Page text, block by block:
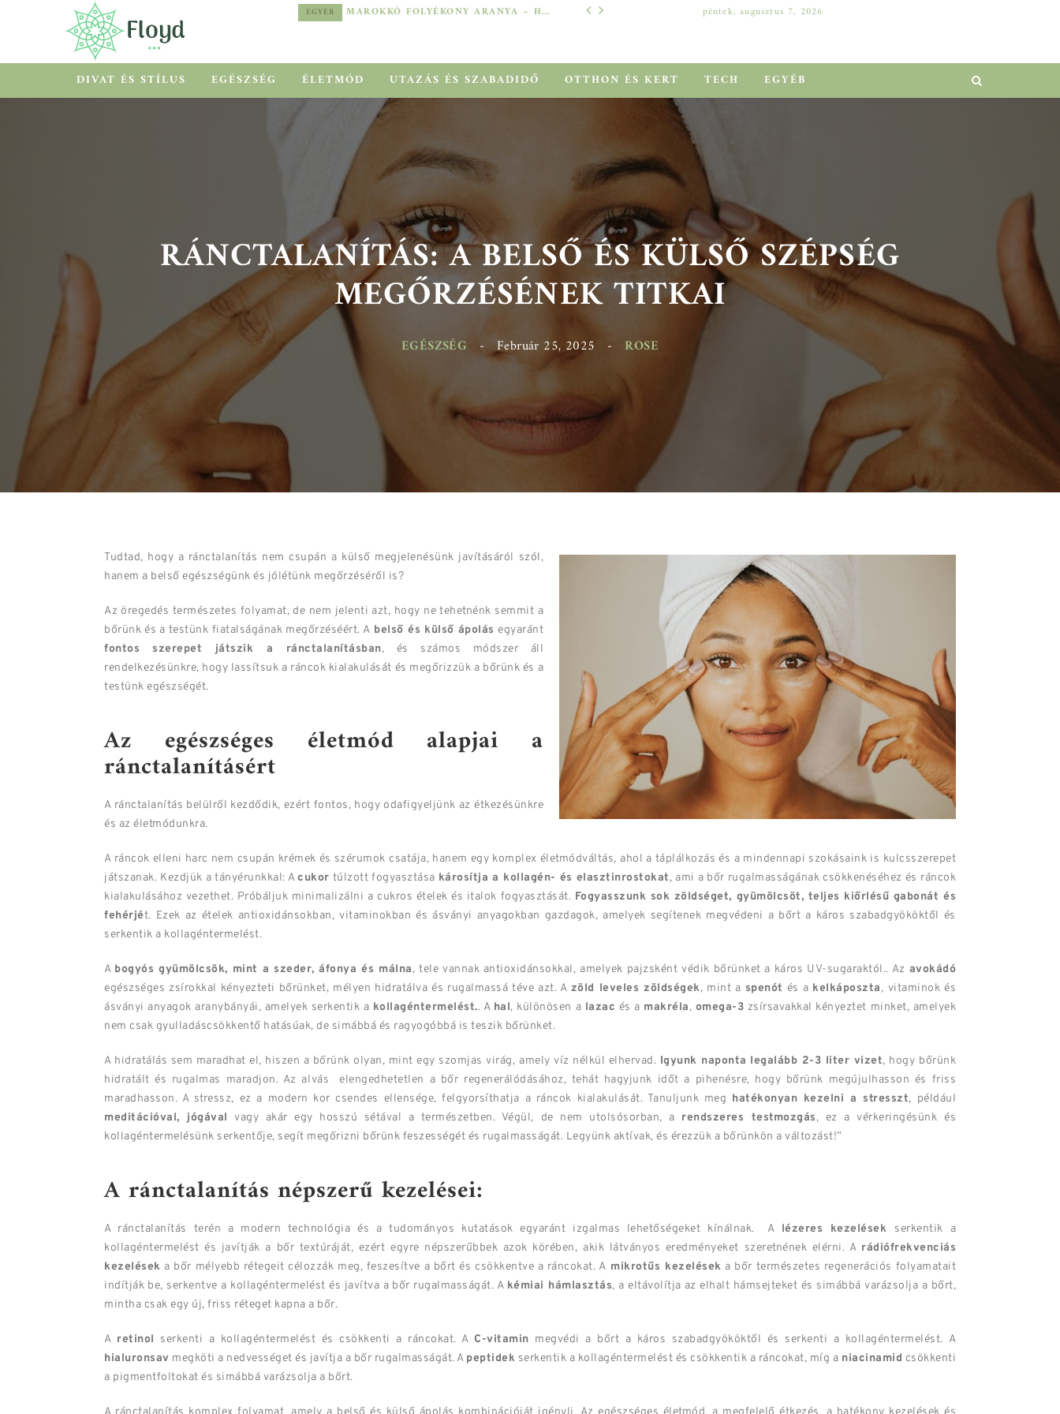
EGYÉB MAROKKÓ FOLYÉKONY ARANYA – HOGYAN SEGÍT AZ ARGÁNOLAJ A SZÁRAZ, MEGVISELT TINCSEKEN? péntek, augusztus 7, 2026
DIVAT ÉS STÍLUS EGÉSZSÉG ÉLETMÓD UTAZÁS ÉS SZABADIDŐ OTTHON ÉS KERT TECH EGYÉB
RÁNCTALANÍTÁS: A BELSŐ ÉS KÜLSŐ SZÉPSÉG
MEGŐRZÉSÉNEK TITKAI
EGÉSZSÉG Február 25, 2025 - ROSE
Tudtad, hogy a ránctalanítás nem csupán a külső megjelenésünk javításáról szól,
hanem a belső egészségünk és jólétünk megőrzéséről is?
Az öregedés természetes folyamat, de nem jelenti azt, hogy ne tehetnénk semmit a
bőrünk és a testünk fiatalságának megőrzéséért. A belső és külső ápolás egyaránt
fontos szerepet játszik a ránctalanításban, és számos módszer áll
rendelkezésünkre, hogy lassítsuk a ráncok kialakulását és megőrizzük a bőrünk és a
testünk egészségét.
Az egészséges életmód alapjai a
ránctalanításért
A ránctalanítás belülről kezdődik, ezért fontos, hogy odafigyeljünk az étkezésünkre
és az életmódunkra.
A ráncok elleni harc nem csupán krémek és szérumok csatája, hanem egy komplex életmódváltás, ahol a táplálkozás és a mindennapi szokásaink is kulcsszerepet
játszanak. Kezdjük a tányérunkkal: Acukor túlzott fogyasztása károsítja a kollagén- és elasztinrostokat, ami a bőr rugalmasságának csökkenéséhez és ráncok
kialakulásához vezethet. Próbáljuk minimalizálni a cukros ételek és italok fogyasztását. Fogyasszunk sok zöldséget, gyümölcsöt, teljes kiőrlésű gabonát és
fehérjét. Ezek az ételek antioxidánsokban, vitaminokban és ásványi anyagokban gazdagok, amelyek segítenek megvédeni a bőrt a káros szabadgyököktől és
serkentik a kollagéntermelést.
A bogyós gyümölcsök, mint a szeder, áfonya és málna, tele vannak antioxidánsokkal, amelyek pajzsként védik bőrünket a káros UV-sugaraktól.. Az avokádó
egészséges zsírokkal kényezteti bőrünket, mélyen hidratálva és rugalmassá téve azt. A zöld leveles zöldségek, mint a spenót és a kelkáposzta, vitaminok és
ásványi anyagok aranybányái, amelyek serkentik a kollagéntermelést.. A hal, különösen a lazac és a makréla, omega-3 zsírsavakkal kényeztet minket, amelyek
nem csak gyulladáscsökkentő hatásúak, de simábbá és ragyogóbbá is teszik bőrünket.
A hidratálás sem maradhat el, hiszen a bőrünk olyan, mint egy szomjas virág, amely víz nélkül elhervad. Igyunk naponta legalább 2-3 liter vizet, hogy bőrünk
hidratált és rugalmas maradjon. Az alvás elengedhetetlen a bőr regenerálódásához, tehát hagyjunk időt a pihenésre, hogy bőrünk megújulhasson és friss
maradhasson. A stressz, ez a modern kor csendes ellensége, felgyorsíthatja a ráncok kialakulását. Tanuljunk meg hatékonyan kezelni a stresszt, például
meditációval, jógával vagy akár egy hosszú sétával a természetben. Végül, de nem utolsósorban, a rendszeres testmozgás, ez a vérkeringésünk és
kollagéntermelésünk serkentője, segít megőrizni bőrünk feszességét és rugalmasságát. Legyünk aktívak, és érezzük a bőrünkön a változást!”
A ránctalanítás népszerű kezelései:
A ránctalanítás terén a modern technológia és a tudományos kutatások egyaránt izgalmas lehetőségeket kínálnak. A lézeres kezelések serkentik a
kollagéntermelést és javítják a bőr textúráját, ezért egyre népszerűbbek azok körében, akik látványos eredményeket szeretnének elérni. A rádiófrekvenciás
kezelések a bőr mélyebb rétegeit célozzák meg, feszesítve a bőrt és csökkentve a ráncokat. A mikrotűs kezelések a bőr természetes regenerációs folyamatait
indítják be, serkentve a kollagéntermelést és javítva a bőr rugalmasságát. A kémiai hámlasztás, a eltávolítja az elhalt hámsejteket és simábbá varázsolja a bőrt,
mintha csak egy új, friss réteget kapna a bőr.
A retinol serkenti a kollagéntermelést és csökkenti a ráncokat. AC-vitamin megvédi a bőrt a káros szabadgyököktől és serkenti a kollagéntermelést. A
hialuronsav megköti a nedvességet és javítja a bőr rugalmasságát. A peptidek serkentik a kollagéntermelést és csökkentik a ráncokat, míg a niacinamid csökkenti
a pigmentfoltokat és simábbá varázsolja a bőrt.